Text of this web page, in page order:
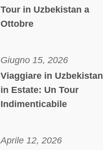
Tour in Uzbekistan a
Ottobre
Giugno 15, 2026
Viaggiare in Uzbekistan
in Estate: Un Tour
Indimenticabile
Aprile 12, 2026